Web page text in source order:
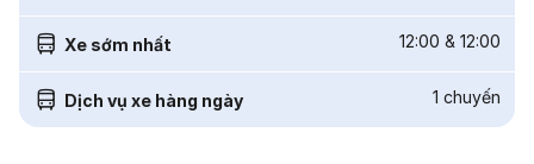
Xe sớm nhất 12:00 & 12:00
Dịch vụ xe hàng ngày 1 chuyến